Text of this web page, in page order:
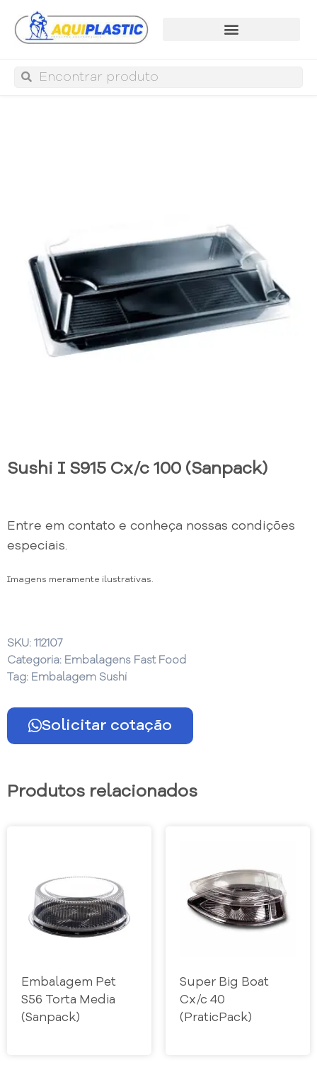
Sushi I S915 Cx/c 100 (Sanpack)
Entre em contato e conheça nossas condições
especiais.
Imagens meramente ilustrativas.
SKU: 112107
Categoria: Embalagens Fast Food
Tag: Embalagem Sushi
Solicitar cotação
Produtos relacionados
Embalagem Pet
S56 Torta Media
(Sanpack)
Super Big Boat
Cx/c 40
(PraticPack)